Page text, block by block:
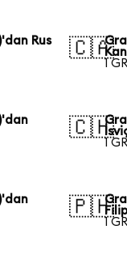
Rus
🇨🇦
1
🇨🇭
1
🇵🇭
1